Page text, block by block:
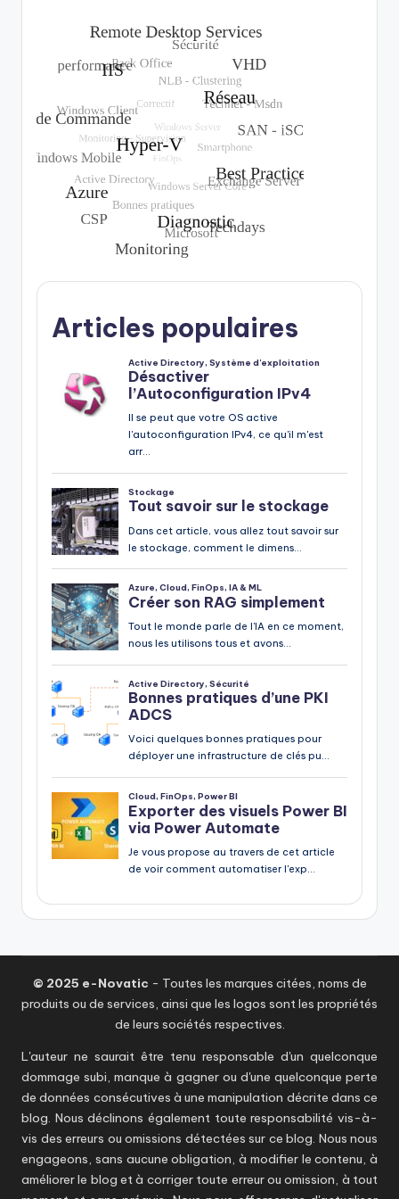
Articles populaires
© 2025 e-Novatic - Toutes les marques citées, noms de
produits ou de services, ainsi que les logos sont les propriétés
de leurs sociétés respectives.
L'auteur ne saurait être tenu responsable d'un quelconque
dommage subi, manque à gagner ou d'une quelconque perte
de données consécutives à une manipulation décrite dans ce
blog. Nous déclinons également toute responsabilité vis-à-
vis des erreurs ou omissions détectées sur ce blog. Nous nous
engageons, sans aucune obligation, à modifier le contenu, à
améliorer le blog et à corriger toute erreur ou omission, à tout